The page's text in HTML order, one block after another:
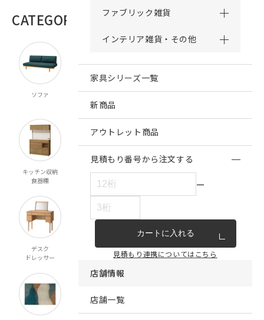
ファブリック雑貨
インテリア雑貨・その他
家具シリーズ一覧
新商品
アウトレット商品
見積もり番号から注文する
ー
カートに入れる
見積もり連携についてはこちら
店舗情報
店舗一覧
CATEGORY
ソファ
チェア・ベンチ
スツール
テーブル ダイニング
キッチン収納
食器棚
リビング収納 テレビボード
デスク
ドレッサー
ミラー ペット対応 こたつ